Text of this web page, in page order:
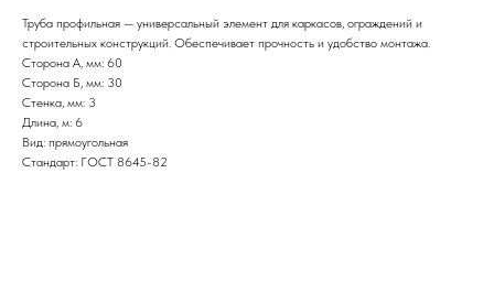
Труба профильная — универсальный элемент для каркасов, ограждений и
строительных конструкций. Обеспечивает прочность и удобство монтажа.
Сторона А, мм: 60
Сторона Б, мм: 30
Стенка, мм: 3
Длина, м: 6
Вид: прямоугольная
Стандарт: ГОСТ 8645-82